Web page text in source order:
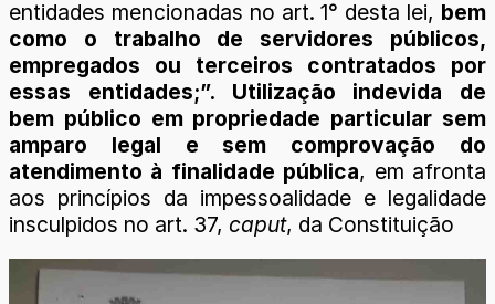
entidades mencionadas no art. 1° desta lei, bem
como o trabalho de servidores públicos,
empregados ou terceiros contratados por
essas entidades;”. Utilização indevida de
bem público em propriedade particular sem
amparo legal e sem comprovação do
atendimento à finalidade pública, em afronta
aos princípios da impessoalidade e legalidade
insculpidos no art. 37, caput, da Constituição